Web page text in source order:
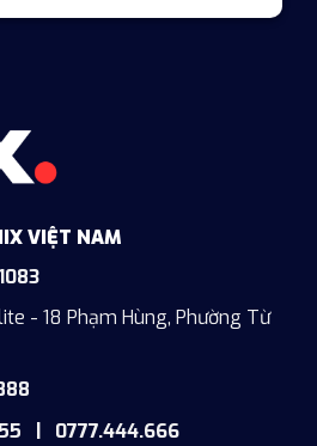
VIỆT NAM
- 18 Phạm Hùng, Phường Từ
| 0777.444.666